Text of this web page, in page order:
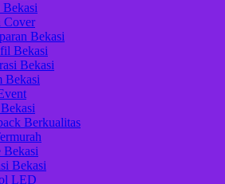
Bekasi
Cover
Bekasi
Bekasi
Bekasi
Bekasi
Berkualitas
Bekasi
Bekasi
LED